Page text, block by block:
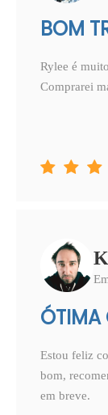
BOM
Rylee é
Comprarei
  
Estou feliz
bom,
em breve.